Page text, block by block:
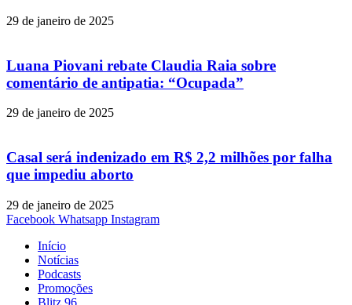
29 de janeiro de 2025
Luana Piovani rebate Claudia Raia sobre
comentário de antipatia: “Ocupada”
29 de janeiro de 2025
Casal será indenizado em R$ 2,2 milhões por falha
que impediu aborto
29 de janeiro de 2025
Facebook Whatsapp Instagram
Início
Notícias
Podcasts
Promoções
Blitz 96